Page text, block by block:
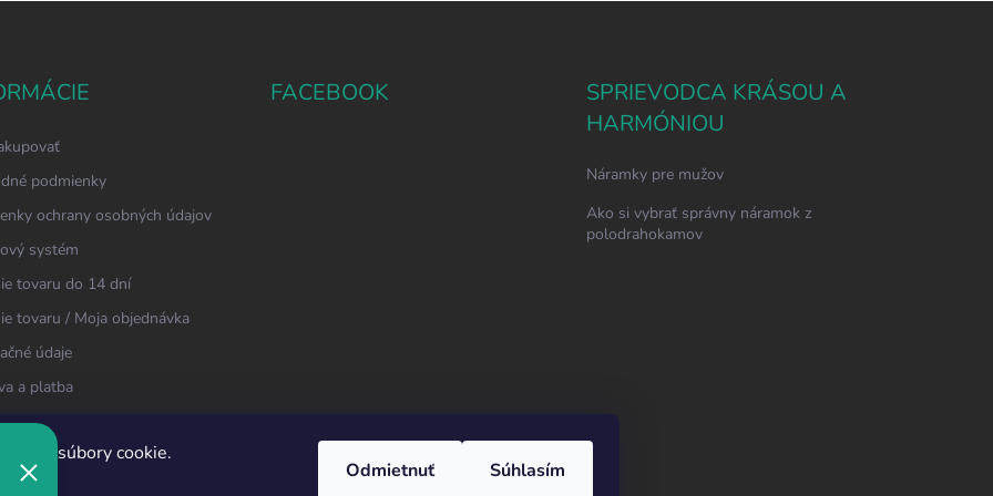
súbory cookie.
Odmietnuť Súhlasím
podmienky
ochrany osobných údajov
systém
tovaru do 14 dní
tovaru / Moja objednávka
údaje
a platba
FACEBOOK
SPRIEVODCA KRÁSOU A
HARMÓNIOU
Náramky pre mužov
Ako si vybrať správny náramok z
polodrahokamov